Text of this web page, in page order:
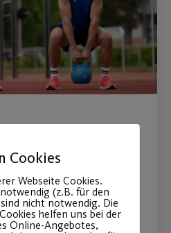
Cardio
Cookies
Webseite Cookies.
(z.B. für den
nicht notwendig. Die
helfen uns bei der
Online-Angebotes,